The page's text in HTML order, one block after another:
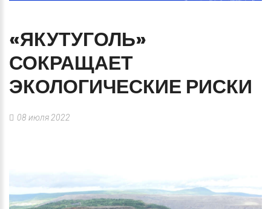
«ЯКУТУГОЛЬ»
СОКРАЩАЕТ
ЭКОЛОГИЧЕСКИЕ РИСКИ
08 июля 2022